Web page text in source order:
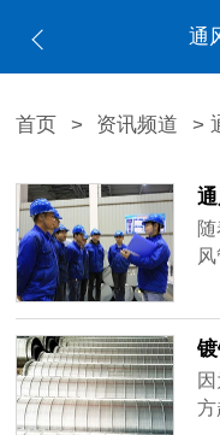
通
首页 > 资讯频道 >
方